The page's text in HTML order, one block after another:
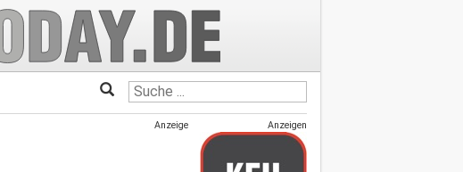
Anzeige Anzeigen